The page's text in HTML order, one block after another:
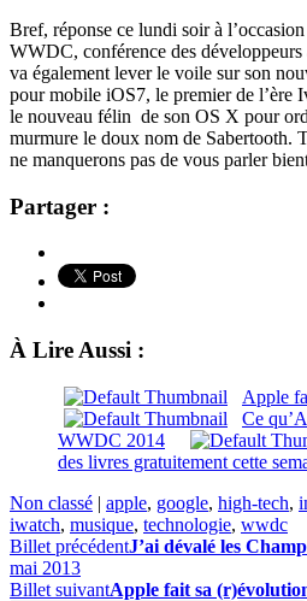
Bref, réponse ce lundi soir à
WWDC, conférence des
va également lever le voile sur son
pour mobile iOS7, le premier de l’ère
le nouveau félin de son OS X pour
murmure le doux nom de Sabertooth.
ne manquerons pas de vous parler
Partager :
À Lire Aussi :
Apple
Ce
WWDC 2014
des livres gratuitement cette
Non classé | apple, google, high-tech,
iwatch, musique, technologie, wwdc
Billet précédentJ’ai dévalé les
mai 2013
Billet suivantApple fait sa